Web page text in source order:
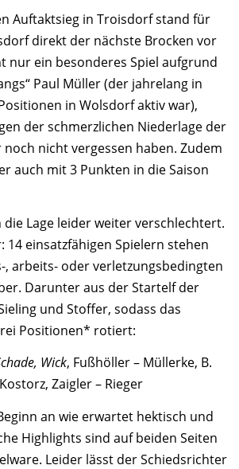
Auftaktsieg in Troisdorf stand für
direkt der nächste Brocken vor
nur ein besonderes Spiel aufgrund
Paul Müller (der jahrelang in
in Wolsdorf aktiv war),
der schmerzlichen Niederlage der
nicht vergessen haben. Zudem
auch mit 3 Punkten in die Saison
die Lage leider weiter verschlechtert.
14 einsatzfähigen Spielern stehen
, arbeits- oder verletzungsbedingten
Darunter aus der Startelf der
und Stoffer, sodass das
Positionen* rotiert:
Wick, Fußhöller – Müllerke, B.
Zaigler – Rieger
an wie erwartet hektisch und
Highlights sind auf beiden Seiten
Leider lässt der Schiedsrichter